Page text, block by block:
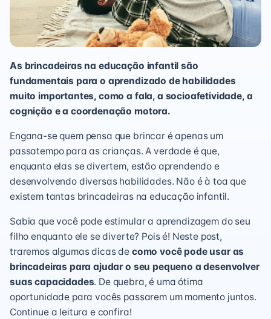
As brincadeiras na educação infantil são
fundamentais para o aprendizado de habilidades
muito importantes, como a fala, a socioafetividade, a
cognição e a coordenação motora.
Engana-se quem pensa que brincar é apenas um
passatempo para as crianças. A verdade é que,
enquanto elas se divertem, estão aprendendo e
desenvolvendo diversas habilidades. Não é à toa que
existem tantas brincadeiras na educação infantil.
Sabia que você pode estimular a aprendizagem do seu
filho enquanto ele se diverte? Pois é! Neste post,
traremos algumas dicas de como você pode usar as
brincadeiras para ajudar o seu pequeno a desenvolver
suas capacidades. De quebra, é uma ótima
oportunidade para vocês passarem um momento juntos.
Continue a leitura e confira!